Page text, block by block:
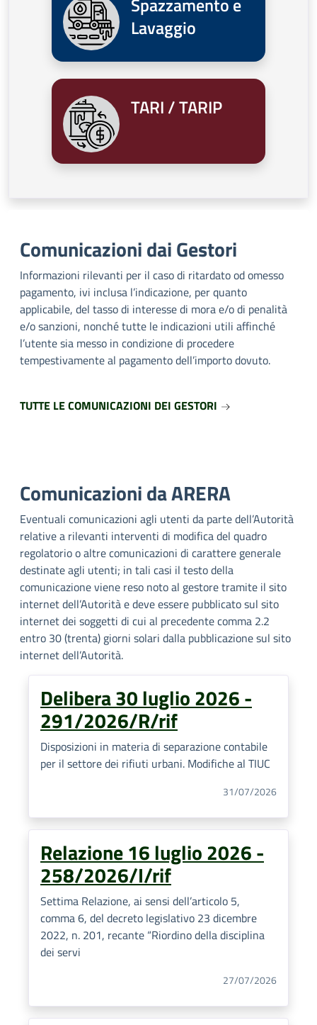
Lavaggio
TARI / TARIP
Comunicazioni dai Gestori
Informazioni rilevanti per il caso di ritardato od omesso
pagamento, ivi inclusa l’indicazione, per quanto
applicabile, del tasso di interesse di mora e/o di penalità
e/o sanzioni, nonché tutte le indicazioni utili affinché
l’utente sia messo in condizione di procedere
tempestivamente al pagamento dell’importo dovuto.
TUTTE LE COMUNICAZIONI DEI GESTORI
Comunicazioni da ARERA
Eventuali comunicazioni agli utenti da parte dell’Autorità
relative a rilevanti interventi di modifica del quadro
regolatorio o altre comunicazioni di carattere generale
destinate agli utenti; in tali casi il testo della
comunicazione viene reso noto al gestore tramite il sito
internet dell’Autorità e deve essere pubblicato sul sito
internet dei soggetti di cui al precedente comma 2.2
entro 30 (trenta) giorni solari dalla pubblicazione sul sito
internet dell’Autorità.
Delibera 30 luglio 2026 -
291/2026/R/rif
Disposizioni in materia di separazione contabile
per il settore dei rifiuti urbani. Modifiche al TIUC
31/07/2026
Relazione 16 luglio 2026 -
258/2026/I/rif
Settima Relazione, ai sensi dell’articolo 5,
comma 6, del decreto legislativo 23 dicembre
2022, n. 201, recante “Riordino della disciplina
dei servi
27/07/2026